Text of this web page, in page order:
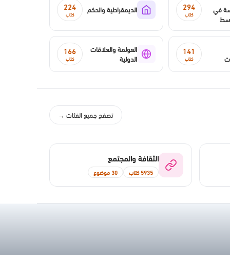
في
294
كتاب الديمقراطية والحكم 224
كتاب
141
كتاب
العولمة والعلاقات
الدولية
166
كتاب
تصفح جميع الفئات →
الثقافة والمجتمع
5935 كتاب 30 موضوع